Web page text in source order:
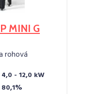
MINI G
rohová
4,0 - 12,0 kW
80,1%